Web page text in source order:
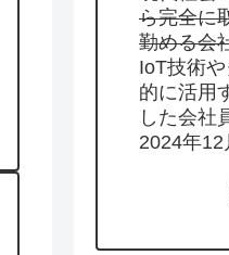
ら完全に
勤める会
IoT技術
的に活用
した会社
2024年12